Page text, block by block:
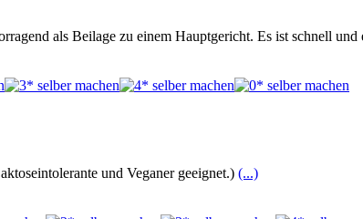
als Beilage zu einem Hauptgericht. Es ist schnell und
und Veganer geeignet.) (...)